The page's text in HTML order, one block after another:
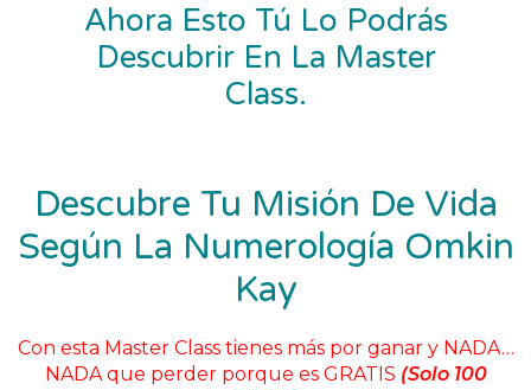
Ahora Esto Tú Lo Podrás
Descubrir En La Master
Class.
Descubre Tu Misión De Vida
Según La Numerología Omkin
Kay
Con esta Master Class tienes más por ganar y NADA…
NADA que perder porque es GRATIS (Solo 100